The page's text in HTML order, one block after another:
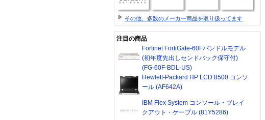
その他、多数のメーカー商品を取り扱ってます
注目の商品
Fortinet FortiGate-60Fバンドルモデル
(初年度先出しセンドバック保守付)
(FG-60F-BDL-US)
Hewlett-Packard HP LCD 8500 コンソ
ール (AF642A)
IBM Flex System コンソール・ブレイ
クアウト・ケーブル (81Y5286)